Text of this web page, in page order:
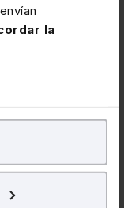
la
fines
publicitarios,
crisis en
vinculada a la
integral de